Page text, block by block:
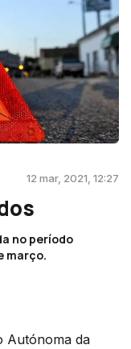
12 mar, 2021, 12:27
no período
março.
Autónoma da